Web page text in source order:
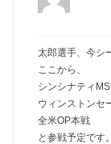
太郎選手、今シ
ここから、
シンシナティ
ウィンストンセ
全米OP本戦
と参戦予定です